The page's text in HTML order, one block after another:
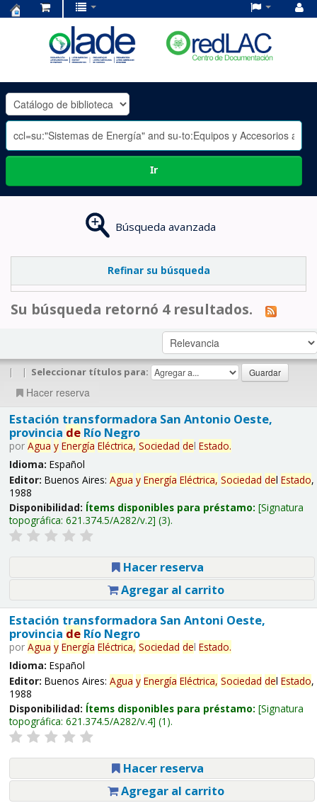
OLADE
-
Ir
Búsqueda avanzada
Refinar su búsqueda
Su búsqueda retornó 4 resultados.
| | Seleccionar títulos para:
Hacer reserva
Estación transformadora San Antonio Oeste,
provincia deRío Negro
por Agua y Energía Eléctrica, Sociedad del Estado.
Idioma: Español
Editor: Buenos Aires: Agua y Energía Eléctrica, Sociedad del Estado,
1988
Disponibilidad: Ítems disponibles para préstamo: Signatura
topográfica: 621.374.5/A282/v.2 (3).
Hacer reserva
Agregar al carrito
Estación transformadora San Antoni Oeste,
provincia deRío Negro
por Agua y Energía Eléctrica, Sociedad del Estado.
Idioma: Español
Editor: Buenos Aires: Agua y Energía Eléctrica, Sociedad del Estado,
1988
Disponibilidad: Ítems disponibles para préstamo: Signatura
topográfica: 621.374.5/A282/v.4 (1).
Hacer reserva
Agregar al carrito